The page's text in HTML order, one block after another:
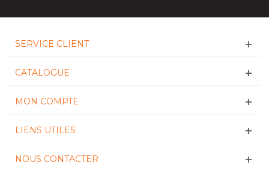
SERVICE CLIENT
CATALOGUE
MON COMPTE
LIENS UTILES
NOUS CONTACTER